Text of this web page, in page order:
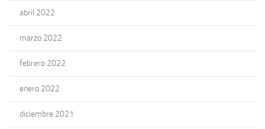
abril 2022
marzo 2022
febrero 2022
enero 2022
diciembre 2021